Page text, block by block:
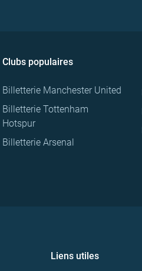
Clubs populaires
Billetterie Manchester United
Billetterie Tottenham
Hotspur
Billetterie Arsenal
Liens utiles